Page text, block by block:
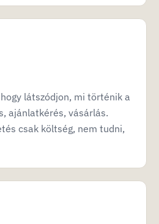
látszódjon, mi történik a
ajánlatkérés, vásárlás.
csak költség, nem tudni,